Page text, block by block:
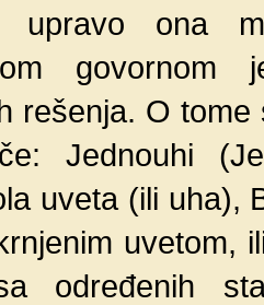
upravo ona
rešenja. O
Jednouhi
uveta (ili uha),
uvetom,
određenih